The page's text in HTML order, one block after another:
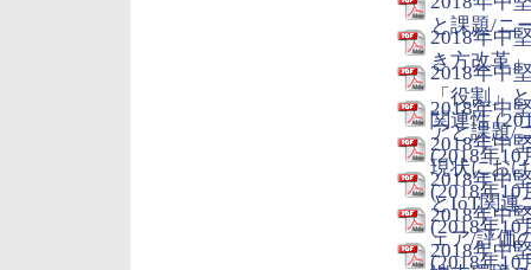
と課題/ニ
2018年中
き方改革
2018年中
「役割」
関連性
2018年中
アと課題/
(2018年10
2018年中
現状にお
(2018年10
2018年中
とIoT関連
(2018年10
2018年中
ェア/評価
(2018年10
2018年中